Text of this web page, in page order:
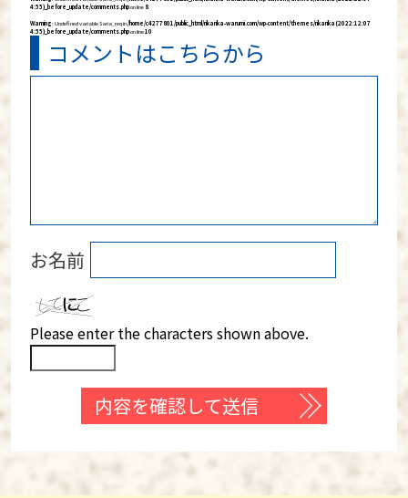
4:55)_before_update/comments.phpon line 8
Warning: Undefined variable $aria_req in/home/c4277801/public_html/rikarika-warumi.com/wp-content/themes/rikarika (2022:12:07
4:55)_before_update/comments.phpon line10
コメントはこちらから
お名前
Please enter the characters shown above.